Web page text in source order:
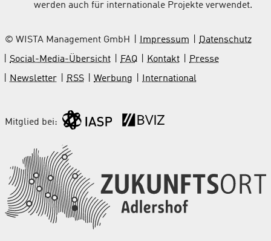
werden auch für internationale Projekte verwendet.
© WISTA Management GmbH Impressum
Datenschutz
Social-Media-Übersicht
FAQ Kontakt
Presse
Newsletter
RSS Werbung International
Mitglied bei: